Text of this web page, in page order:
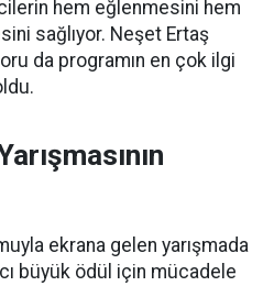
hem eğlenmesini hem
sağlıyor. Neşet Ertaş
da programın en çok ilgi
ekrana gelen yarışmada
büyük ödül için mücadele